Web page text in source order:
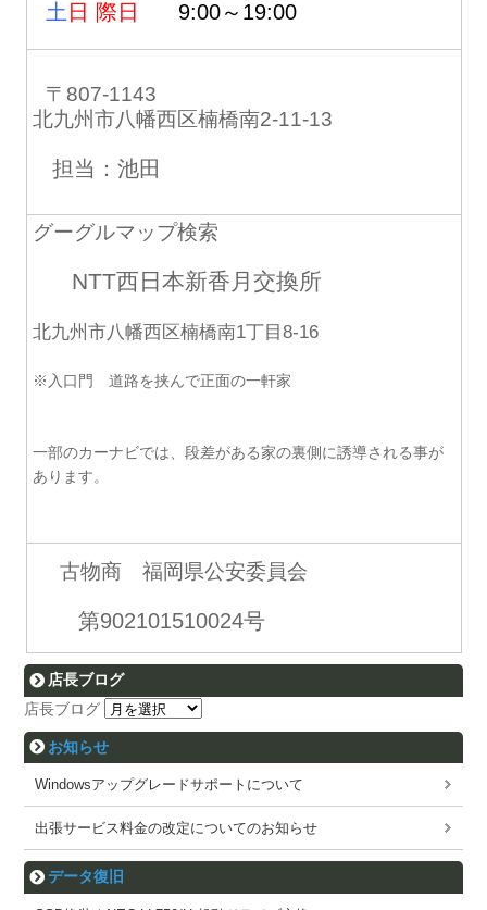
土 日 際日 9:00～19:00
〒807-1143
北九州市八幡西区楠橋南2-11-13
担当：池田
グーグルマップ検索
NTT西日本新香月交換所
北九州市八幡西区楠橋南1丁目8-16
※入口門 道路を挟んで正面の一軒家
一部のカーナビでは、段差がある家の裏側に誘導される事が
あります。
古物商 福岡県公安委員会
第902101510024号
店長ブログ
店長ブログ
お知らせ
Windowsアップグレードサポートについて
出張サービス料金の改定についてのお知らせ
データ復旧